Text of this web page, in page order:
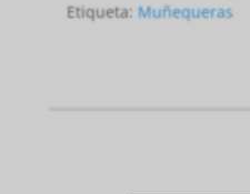
Etiqueta: Muñequeras